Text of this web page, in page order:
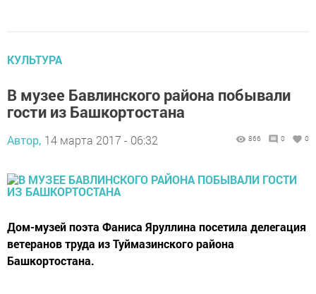
КУЛЬТУРА
В музее Бавлинского района побывали
гости из Башкортостана
Автор, 14 марта 2017 - 06:32 866 0 0
Дом-музей поэта Фаниса Яруллина посетила делегация
ветеранов труда из Туймазинского района
Башкортостана.